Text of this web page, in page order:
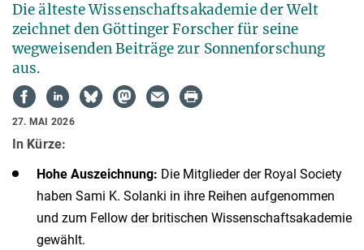
Die älteste Wissenschaftsakademie der Welt
zeichnet den Göttinger Forscher für seine
wegweisenden Beiträge zur Sonnenforschung
aus.
27. MAI 2026
In Kürze:
Hohe Auszeichnung: Die Mitglieder der Royal Society
haben Sami K. Solanki in ihre Reihen aufgenommen
und zum Fellow der britischen Wissenschaftsakademie
gewählt.